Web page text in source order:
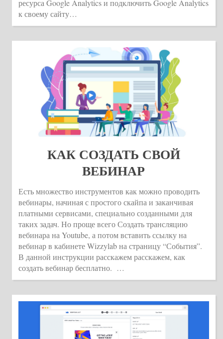
ресурса Google Analytics и подключить Google Analytics
к своему сайту…
КАК СОЗДАТЬ СВОЙ
ВЕБИНАР
Есть множество инструментов как можно проводить
вебинары, начиная с простого скайпа и заканчивая
платными сервисами, специально созданными для
таких задач. Но проще всего Создать трансляцию
вебинара на Youtube, а потом вставить ссылку на
вебинар в кабинете Wizzylab на страницу “События”.
В данной инструкции расскажем расскажем, как
создать вебинар бесплатно. …